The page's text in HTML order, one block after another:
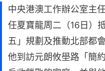
中央港澳工作辦公室主
任夏寶龍周二（16日）
五」規劃及推動北部都
他到訪元朗攸壆路「簡